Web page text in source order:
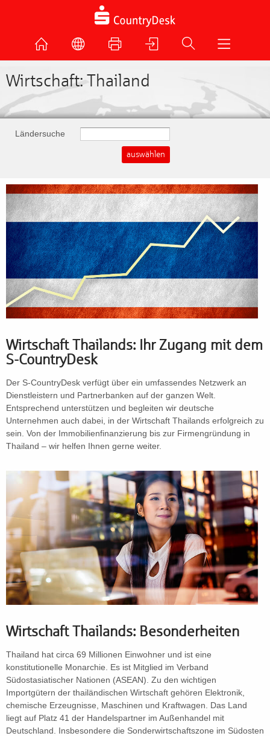
Wirtschaft: Thailand
Ländersuche
Wirtschaft Thailands: Ihr Zugang mit dem
S-CountryDesk
Der S-CountryDesk verfügt über ein umfassendes Netzwerk an
Dienstleistern und Partnerbanken auf der ganzen Welt.
Entsprechend unterstützen und begleiten wir deutsche
Unternehmen auch dabei, in der Wirtschaft Thailands erfolgreich zu
sein. Von der Immobilienfinanzierung bis zur Firmengründung in
Thailand – wir helfen Ihnen gerne weiter.
Wirtschaft Thailands: Besonderheiten
Thailand hat circa 69 Millionen Einwohner und ist eine
konstitutionelle Monarchie. Es ist Mitglied im Verband
Südostasiatischer Nationen (ASEAN). Zu den wichtigen
Importgütern der thailändischen Wirtschaft gehören Elektronik,
chemische Erzeugnisse, Maschinen und Kraftwagen. Das Land
liegt auf Platz 41 der Handelspartner im Außenhandel mit
Deutschland. Insbesondere die Sonderwirtschaftszone im Südosten